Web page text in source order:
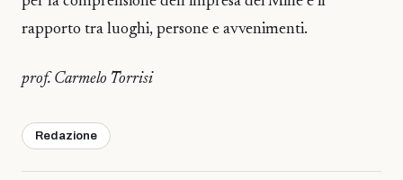
rapporto tra luoghi, persone e avvenimenti.
prof. Carmelo Torrisi
Redazione